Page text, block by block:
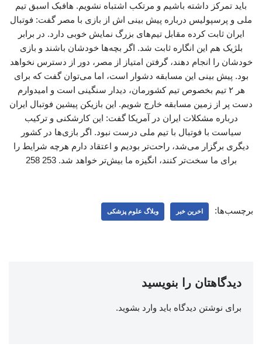
باید تمرکز داشته باشیم و مرتکب اشتباه نشویم. هافبک اسبق تیم
ملی و پرسپولیس درباره پیش بینی اش از بازی با مصر گفت: فوتبال
ایران ثابت کرده مقابل تیم‌های بزرگ نمایش خوبی دارد. در برابر
بلژیک هم این انگاره ثابت شد. اگر بچه‌ها خودشان باشند و بازی
خودشان را انجام دهند، گرفتن امتیاز از مصر، دور از دسترس نخواهد
بود. پیش بینی این مسابقه دشوار است، اما می‌توان گفت که برای
هر ۲ تیم بخصوص تیم کشورمان، دیدار سنگینی است و امیدوارم
دست پر از زمین مسابقه خارج شویم. این بازیکن پیشین فوتبال ایران
درباره مشکلات ایران در آمریکا گفت: این کارشکنی و ترکیب
سیاست با فوتبال با تیم ملی درست نبود. اگر بازی‌ها در کشور
دیگری برگزار می‌شد، راحت‌تر بودیم و اعتقاد دارم هرچه شرایط را
برای ما سخت‌تر کنند، انگیزه ما بیش‌تر خواهد شد. 253 258
برچسب‌ها: اخرین خبر وبلاگ علوم پزشکی
دیدگاهتان را بنویسید
برای نوشتن دیدگاه باید وارد بشوید.